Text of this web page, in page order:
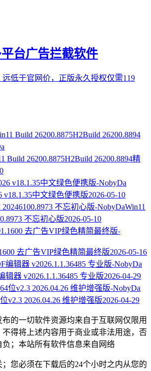
台广告拦截软件
远低于官网价，正版永久授权仅需119
Build 26200.8875H2Build 26200.8894精
v18.1.35中文绿色便携版2026-05-10
Win11
不忘初心版2026-05-10
去广告VIP绿色精简最终版2026-05-16
辑器 v2026.1.1.36485 专业版2026-04-29
v2.3 2026.04.26 维护增强版2026-04-29
的一切软件资源均来自于互联网仅限用
得将上述内容用于商业或非法用途，否
；本站所有软件信息来自网络
您必须在下载后的24个小时之内从您的